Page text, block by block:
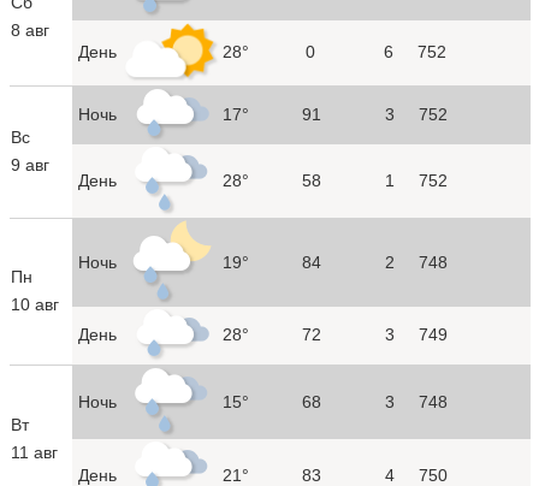
8 авг
День 28° 0 6 752
Вс
9 авг
Ночь 17° 91 3 752
День 28° 58 1 752
Пн
10 авг
Ночь 19° 84 2 748
День 28° 72 3 749
Вт
11 авг
Ночь 15° 68 3 748
День 21° 83 4 750